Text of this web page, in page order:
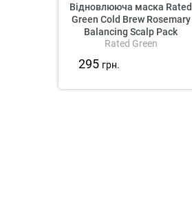
Відновлююча маска Rated
Green Cold Brew Rosemary
Balancing Scalp Pack
Rated Green
295 грн.